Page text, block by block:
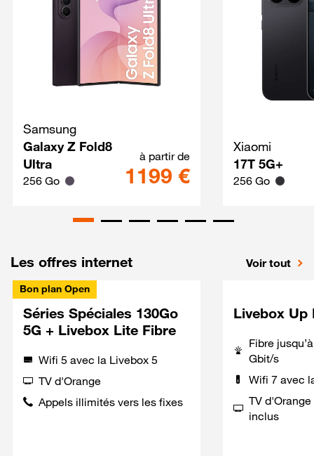
Samsung
Galaxy Z Fold8
Ultra
256 Go
Galaxy Z Fold8 Ultra
à partir de
1199 €
Xiaomi
17T 5G+
256 Go
Les offres internet Voir tout
Bon plan Open
Séries Spéciales 130Go
5G + Livebox Lite Fibre
Wifi 5 avec la Livebox 5
TV d'Orange
Appels illimités vers les fixes
Livebox Up
Fibre
Gbit/s
Wifi 7 avec
TV
inclus